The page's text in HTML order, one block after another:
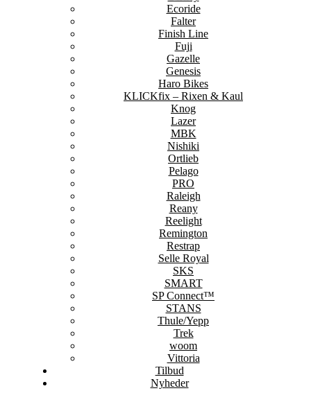
Ecoride
Falter
Finish Line
Fuji
Gazelle
Genesis
Haro Bikes
KLICKfix – Rixen & Kaul
Knog
Lazer
MBK
Nishiki
Ortlieb
Pelago
PRO
Raleigh
Reany
Reelight
Remington
Restrap
Selle Royal
SKS
SMART
SP Connect™
STANS
Thule/Yepp
Trek
woom
Vittoria
Tilbud
Nyheder